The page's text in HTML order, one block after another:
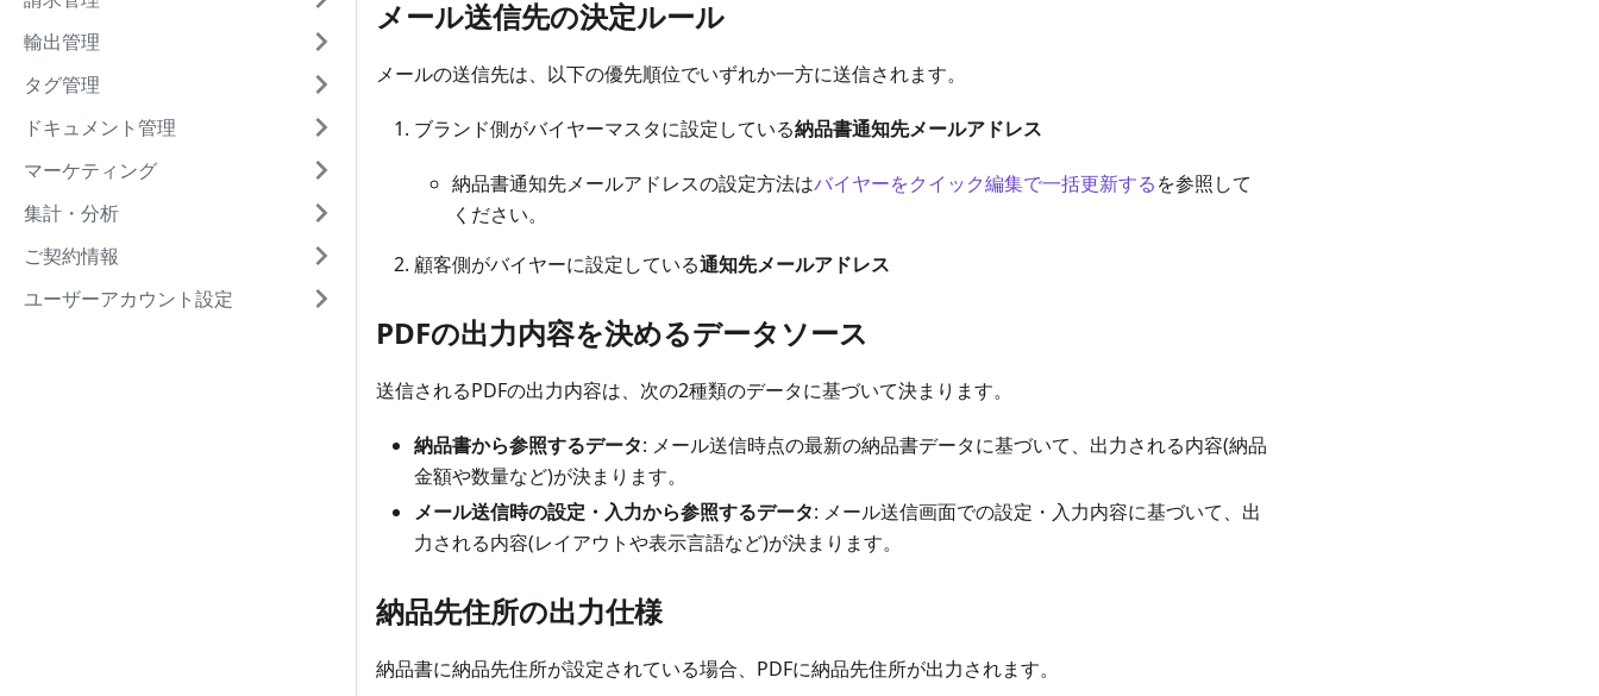
輸出管理
タグ管理
ドキュメント管理
マーケティング
集計・分析
ご契約情報
ユーザーアカウント設定
メール送信先の決定ルール
メールの送信先は、以下の優先順位でいずれか一方に送信されます。
ブランド側がバイヤーマスタに設定している納品書通知先メールアドレス
納品書通知先メールアドレスの設定方法はバイヤーをクイック編集で一括更新するを参照して
ください。
顧客側がバイヤーに設定している通知先メールアドレス
PDFの出力内容を決めるデータソース
送信されるPDFの出力内容は、次の2種類のデータに基づいて決まります。
納品書から参照するデータ: メール送信時点の最新の納品書データに基づいて、出力される内容(納品
金額や数量など)が決まります。
メール送信時の設定・入力から参照するデータ: メール送信画面での設定・入力内容に基づいて、出
力される内容(レイアウトや表示言語など)が決まります。
納品先住所の出力仕様
納品書に納品先住所が設定されている場合、PDFに納品先住所が出力されます。